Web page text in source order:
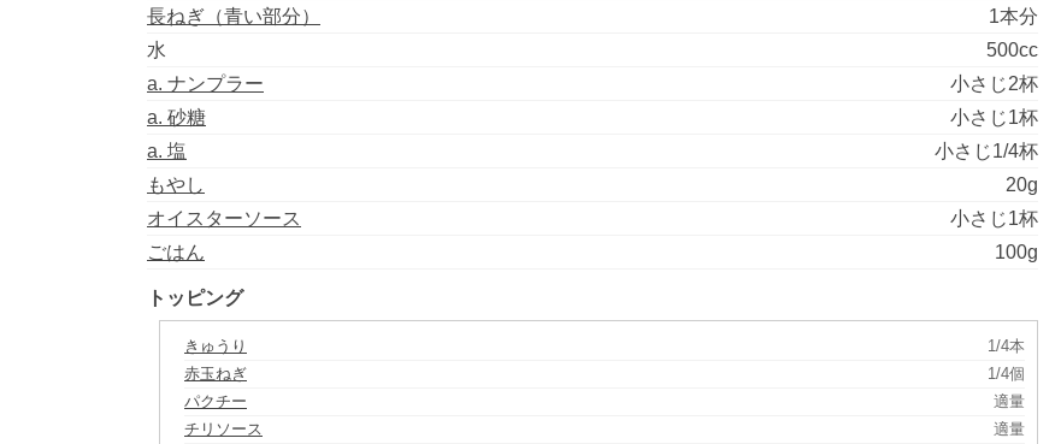
長ねぎ（青い部分）
1本分
水
500cc
a. ナンプラー
小さじ2杯
a. 砂糖
小さじ1杯
a. 塩
小さじ1/4杯
もやし
20g
オイスターソース
小さじ1杯
ごはん
100g
トッピング
きゅうり
1/4本
赤玉ねぎ
1/4個
パクチー
適量
チリソース
適量